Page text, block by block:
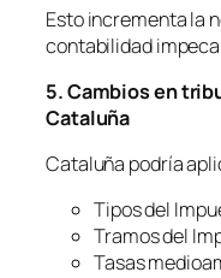
Esto incrementa la
contabilidad
5. Cambios en
Cataluña
Cataluña podría
Tipos del
Tramos del
Tasas